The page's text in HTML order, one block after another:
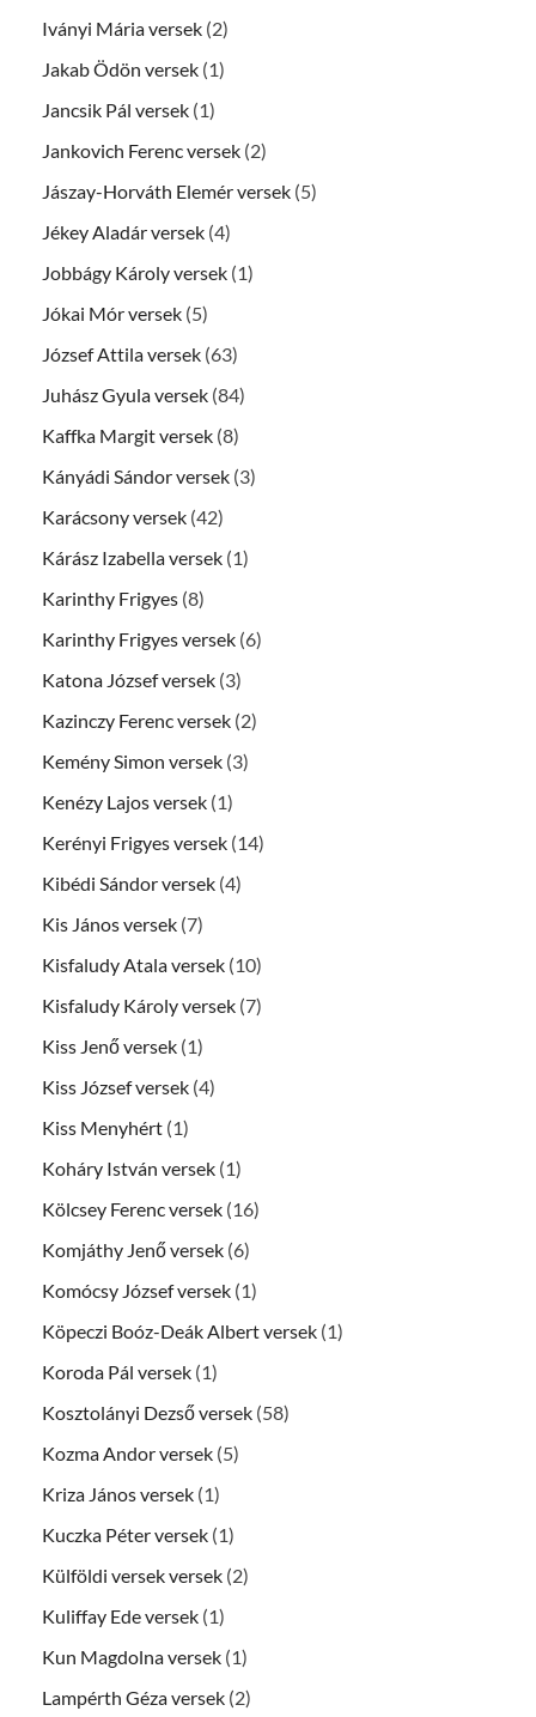
Iványi Mária versek (2)
Jakab Ödön versek (1)
Jancsik Pál versek (1)
Jankovich Ferenc versek (2)
Jászay-Horváth Elemér versek (5)
Jékey Aladár versek (4)
Jobbágy Károly versek (1)
Jókai Mór versek (5)
József Attila versek (63)
Juhász Gyula versek (84)
Kaffka Margit versek (8)
Kányádi Sándor versek (3)
Karácsony versek (42)
Kárász Izabella versek (1)
Karinthy Frigyes (8)
Karinthy Frigyes versek (6)
Katona József versek (3)
Kazinczy Ferenc versek (2)
Kemény Simon versek (3)
Kenézy Lajos versek (1)
Kerényi Frigyes versek (14)
Kibédi Sándor versek (4)
Kis János versek (7)
Kisfaludy Atala versek (10)
Kisfaludy Károly versek (7)
Kiss Jenő versek (1)
Kiss József versek (4)
Kiss Menyhért (1)
Koháry István versek (1)
Kölcsey Ferenc versek (16)
Komjáthy Jenő versek (6)
Komócsy József versek (1)
Köpeczi Boóz-Deák Albert versek (1)
Koroda Pál versek (1)
Kosztolányi Dezső versek (58)
Kozma Andor versek (5)
Kriza János versek (1)
Kuczka Péter versek (1)
Külföldi versek versek (2)
Kuliffay Ede versek (1)
Kun Magdolna versek (1)
Lampérth Géza versek (2)